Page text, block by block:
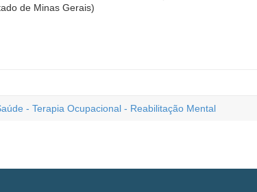
de Minas Gerais)
- Terapia Ocupacional - Reabilitação Mental